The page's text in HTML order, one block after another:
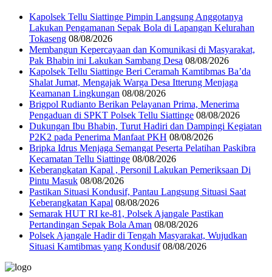
Kapolsek Tellu Siattinge Pimpin Langsung Anggotanya
Lakukan Pengamanan Sepak Bola di Lapangan Kelurahan
Tokaseng 08/08/2026
Membangun Kepercayaan dan Komunikasi di Masyarakat,
Pak Bhabin ini Lakukan Sambang Desa 08/08/2026
Kapolsek Tellu Siattinge Beri Ceramah Kamtibmas Ba’da
Shalat Jumat, Mengajak Warga Desa Itterung Menjaga
Keamanan Lingkungan 08/08/2026
Brigpol Rudianto Berikan Pelayanan Prima, Menerima
Pengaduan di SPKT Polsek Tellu Siattinge 08/08/2026
Dukungan Ibu Bhabin, Turut Hadiri dan Dampingi Kegiatan
P2K2 pada Penerima Manfaat PKH 08/08/2026
Bripka Idrus Menjaga Semangat Peserta Pelatihan Paskibra
Kecamatan Tellu Siattinge 08/08/2026
Keberangkatan Kapal , Personil Lakukan Pemeriksaan Di
Pintu Masuk 08/08/2026
Pastikan Situasi Kondusif, Pantau Langsung Situasi Saat
Keberangkatan Kapal 08/08/2026
Semarak HUT RI ke-81, Polsek Ajangale Pastikan
Pertandingan Sepak Bola Aman 08/08/2026
Polsek Ajangale Hadir di Tengah Masyarakat, Wujudkan
Situasi Kamtibmas yang Kondusif 08/08/2026